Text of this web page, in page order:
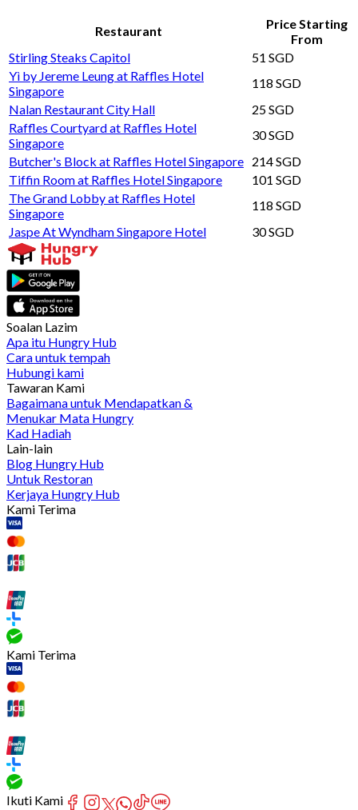
Restaurant
Price Starting
From
Stirling Steaks Capitol
51 SGD
Yì by Jereme Leung at Raffles Hotel
Singapore
118 SGD
Nalan Restaurant City Hall
25 SGD
Raffles Courtyard at Raffles Hotel
Singapore
30 SGD
Butcher's Block at Raffles Hotel Singapore 214 SGD
Tiffin Room at Raffles Hotel Singapore
101 SGD
The Grand Lobby at Raffles Hotel
Singapore
118 SGD
Jaspe At Wyndham Singapore Hotel
30 SGD
Soalan Lazim
Apa itu Hungry Hub
Cara untuk tempah
Hubungi kami
Tawaran Kami
Bagaimana untuk Mendapatkan &
Menukar Mata Hungry
Kad Hadiah
Lain-lain
Blog Hungry Hub
Untuk Restoran
Kerjaya Hungry Hub
Kami Terima
Kami Terima
Ikuti Kami